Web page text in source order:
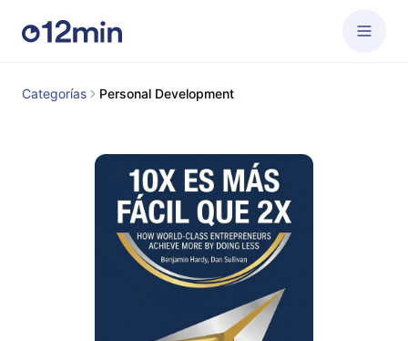
Categorías Personal Development